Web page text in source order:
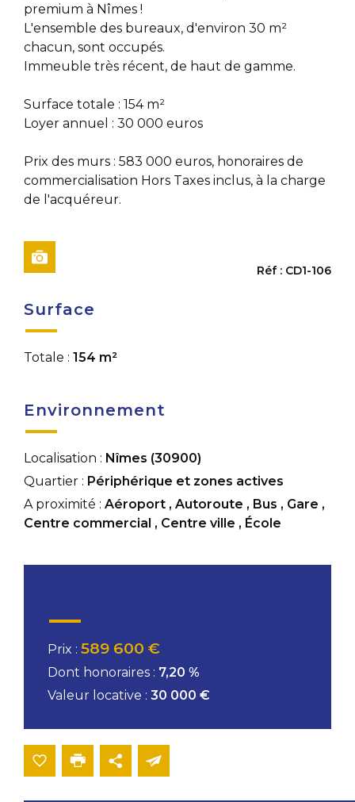
premium à Nîmes !
L'ensemble des bureaux, d'environ 30 m²
chacun, sont occupés.
Immeuble très récent, de haut de gamme.
Surface totale : 154 m²
Loyer annuel : 30 000 euros
Prix des murs : 583 000 euros, honoraires de
commercialisation Hors Taxes inclus, à la charge
de l'acquéreur.
Réf : CD1-106
Surface
Totale : 154 m²
Environnement
Localisation : Nîmes (30900)
Quartier : Périphérique et zones actives
A proximité : Aéroport , Autoroute , Bus , Gare ,
Centre commercial , Centre ville , École
Prix : 589 600 €
Dont honoraires : 7,20 %
Valeur locative : 30 000 €